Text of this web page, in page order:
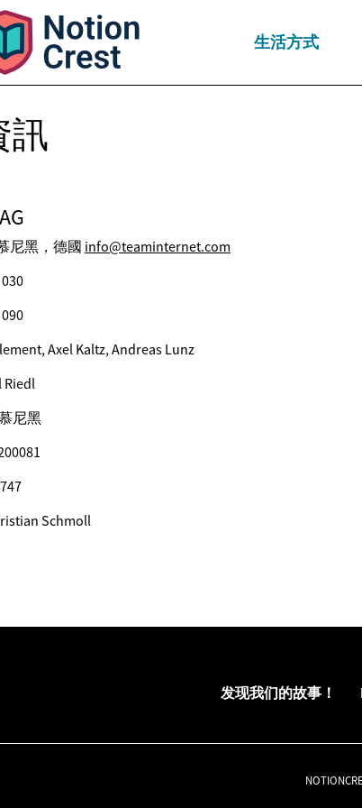
生活方式
訊
尼黑，德國 info@teaminternet.com
Axel Kaltz, Andreas Lunz
Riedl
尼黑
Schmoll
发现我们的故事！